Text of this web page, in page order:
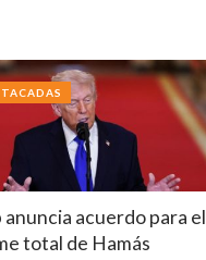
anuncia acuerdo para el
total de Hamás